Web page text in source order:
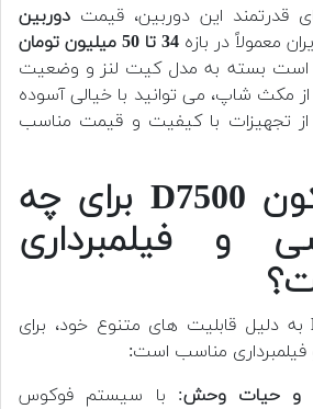
قدرتمند این دوربین، قیمت دوربین
معمولاً در بازه 34 تا 50 میلیون تومان
است بسته به مدل کیت لنز و وضعیت
از مکث شاپ، می توانید با خیالی آسوده
از تجهیزات با کیفیت و قیمت مناسب
دوربین نیکون D7500 برای چه
و فیلمبرداری
به دلیل قابلیت های متنوع خود، برای
مناسب است:
و حیات وحش: با سیستم فوکوس